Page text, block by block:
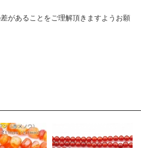
があることをご理解頂きますようお願